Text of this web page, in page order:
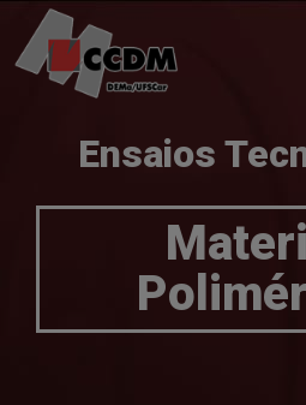
content
Ensaios